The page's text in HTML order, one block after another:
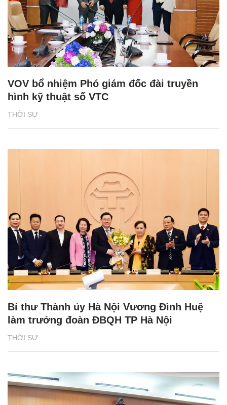
THỜI SỰ
VOV bổ nhiệm Phó giám đốc đài truyền
hình kỹ thuật số VTC
THỜI SỰ
Bí thư Thành ủy Hà Nội Vương Đình Huệ
làm trưởng đoàn ĐBQH TP Hà Nội